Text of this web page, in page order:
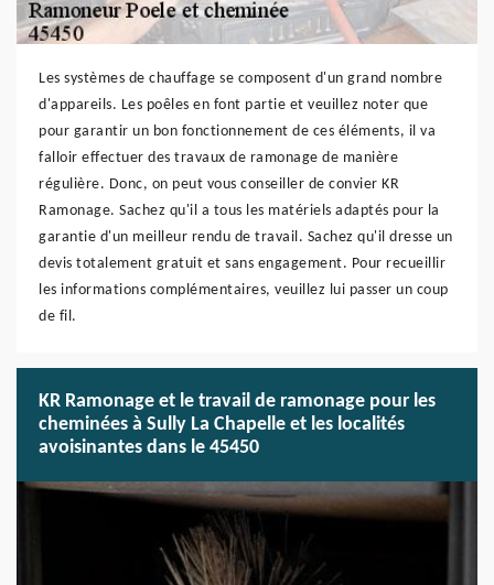
Les systèmes de chauffage se composent d'un grand nombre
d'appareils. Les poêles en font partie et veuillez noter que
pour garantir un bon fonctionnement de ces éléments, il va
falloir effectuer des travaux de ramonage de manière
régulière. Donc, on peut vous conseiller de convier KR
Ramonage. Sachez qu'il a tous les matériels adaptés pour la
garantie d'un meilleur rendu de travail. Sachez qu'il dresse un
devis totalement gratuit et sans engagement. Pour recueillir
les informations complémentaires, veuillez lui passer un coup
de fil.
KR Ramonage et le travail de ramonage pour les
cheminées à Sully La Chapelle et les localités
avoisinantes dans le 45450